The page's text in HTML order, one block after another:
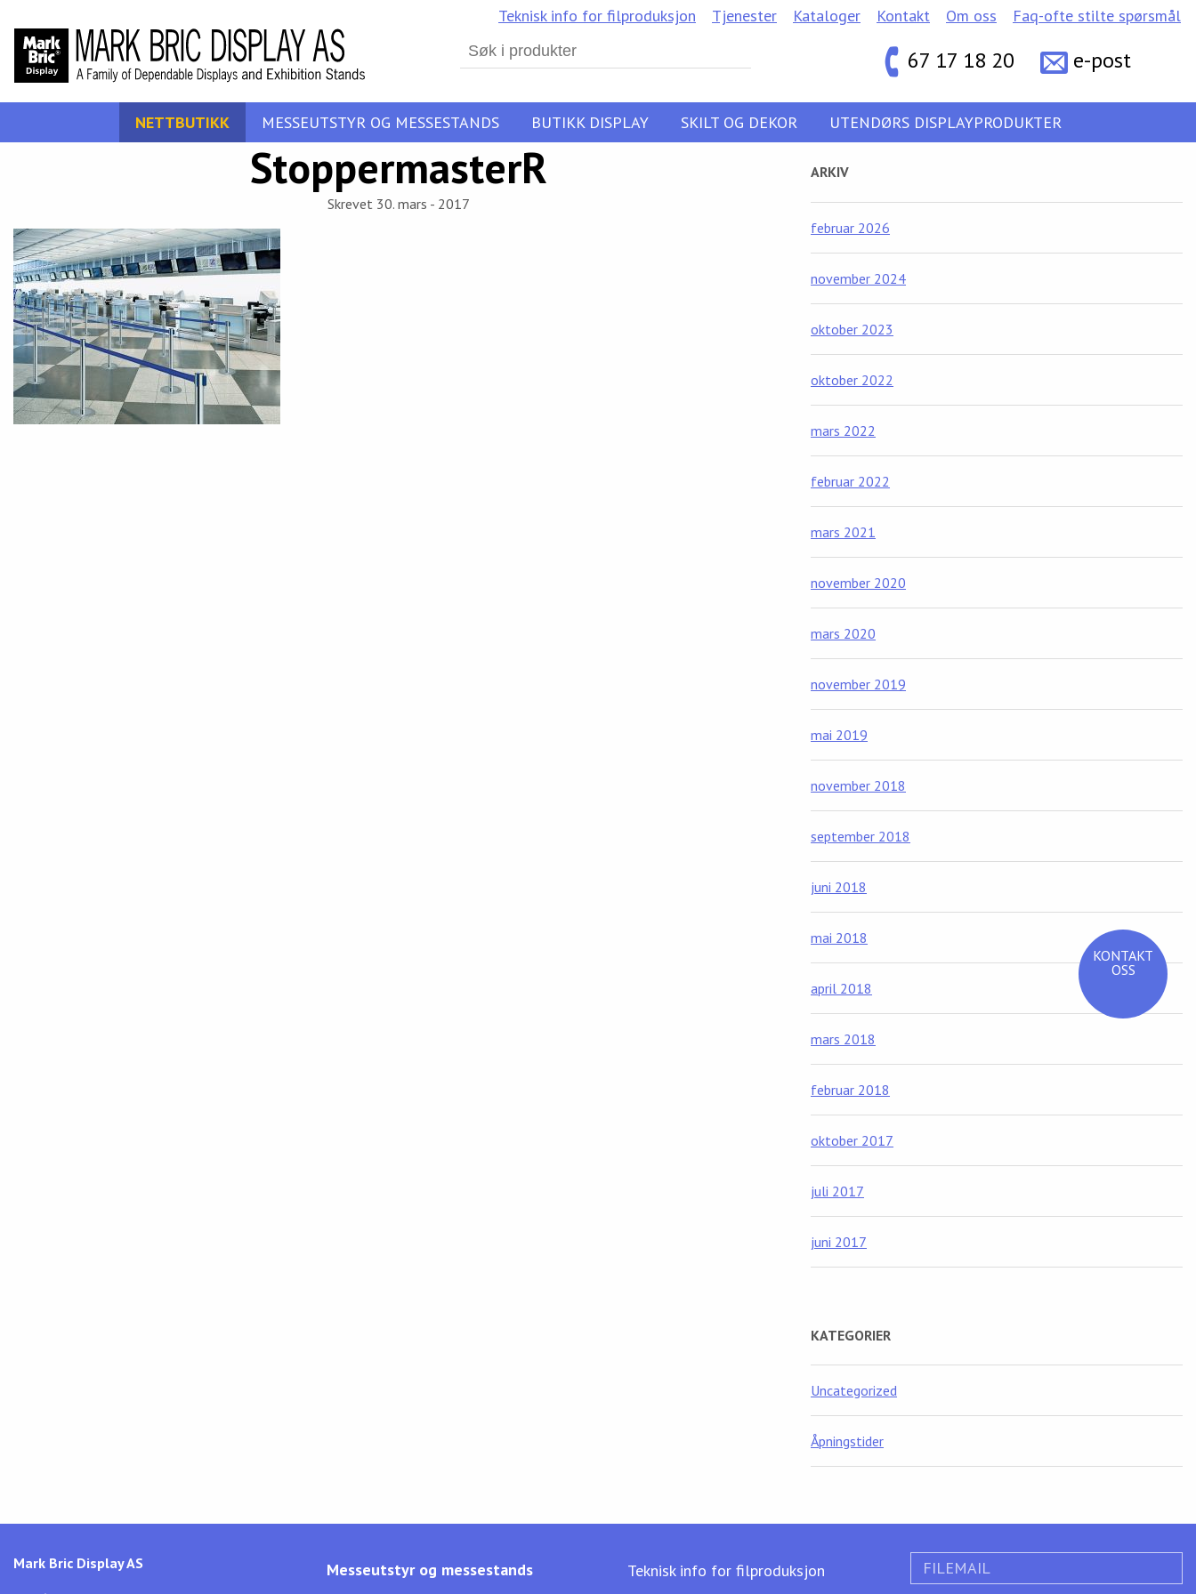
KONTAKT
OSS
Search
for:
67 17 18 20 e-post
Teknisk info for filproduksjon Tjenester Kataloger Kontakt Om oss Faq-ofte stilte spørsmål
NETTBUTIKK MESSEUTSTYR OG MESSESTANDS BUTIKK DISPLAY SKILT OG DEKOR UTENDØRS DISPLAYPRODUKTER
StoppermasterR
Skrevet 30. mars - 2017
ARKIV
februar 2026
november 2024
oktober 2023
oktober 2022
mars 2022
februar 2022
mars 2021
november 2020
mars 2020
november 2019
mai 2019
november 2018
september 2018
juni 2018
mai 2018
april 2018
mars 2018
februar 2018
oktober 2017
juli 2017
juni 2017
KATEGORIER
Uncategorized
Åpningstider
Messeutstyr og messestands Teknisk info for filproduksjon FILEMAIL
Mark Bric Display AS